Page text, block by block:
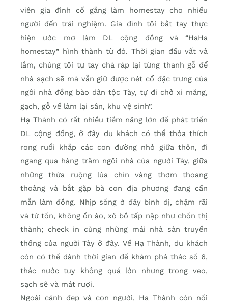
viên gia đình cố gắng làm homestay cho nhiều
người đến trải nghiệm. Gia đình tôi bắt tay thực
hiện ước mơ làm DL cộng đồng và “HaHa
homestay” hình thành từ đó. Thời gian đầu vất vả
lắm, chúng tôi tự tay chà ráp lại từng thanh gỗ để
nhà sạch sẽ mà vẫn giữ được nét cổ đặc trưng của
ngôi nhà đồng bào dân tộc Tày, tự đi chở xi măng,
gạch, gỗ về làm lại sân, khu vệ sinh”.
Hạ Thành có rất nhiều tiềm năng lớn để phát triển
DL cộng đồng, ở đây du khách có thể thỏa thích
rong ruổi khắp các con đường nhỏ giữa thôn, đi
ngang qua hàng trăm ngôi nhà của người Tày, giữa
những thửa ruộng lúa chín vàng thơm thoang
thoảng và bắt gặp bà con địa phương đang cần
mẫn làm đồng. Nhịp sống ở đây bình dị, chậm rãi
và từ tốn, không ồn ào, xô bồ tấp nập như chốn thị
thành; check in cùng những mái nhà sàn truyền
thống của người Tày ở đây. Về Hạ Thành, du khách
còn có thể dành thời gian để khám phá thác số 6,
thác nước tuy không quá lớn nhưng trong veo,
sạch sẽ và mát rượi.
Ngoài cảnh đẹp và con người, Hạ Thành còn nổi